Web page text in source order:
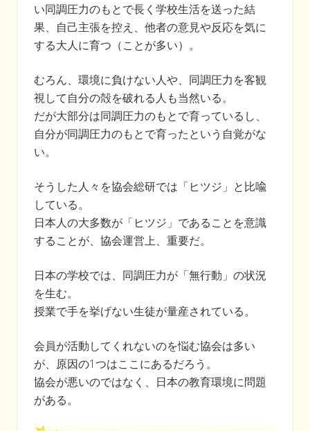
い同調圧力のもとで長く学校生活を送った結
果、自己主張を控え、他者の意見や反応を気に
する大人に育つ（ことが多い）。
むろん、環境に負けない人や、同調圧力を客観
視して自分の殻を破れる人も当然いる。
だが大部分は同調圧力のもとで育っているし、
自分が同調圧力のもとで育ったという自覚がな
い。
そうした人々を協会総研では「ヒツジ」と比喩
している。
日本人の大多数が「ヒツジ」であることを意識
することが、協会運営上、重要だ。
日本の学校では、同調圧力が「無行動」の状況
を生む。
授業で手を挙げない生徒が量産されている。
会員が活動してくれないのを悩む協会は多い
が、原因の1つはここにあるだろう。
協会が悪いのではなく、日本の教育環境に問題
がある。